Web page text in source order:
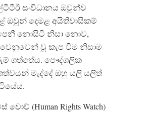
සංවිධානය ඔවුන්ව
ඔවුන් දෙමළ අයිතිවාසිකම්
නොසිටි නිසා නොව,
වූ කැප වීම නිසාම
ගත්තේය. පෞද්ගලික
මැද්දේ ඔහු යලි යලිත්
(Human Rights Watch)